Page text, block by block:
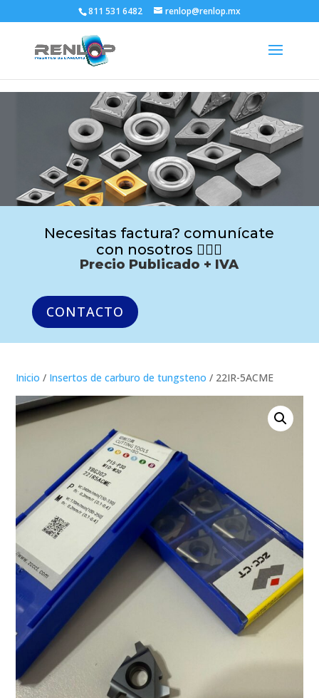
811 531 6482 renlop@renlop.mx
Necesitas factura? comunícate
con nosotros 🙋🏻‍♂️
Precio Publicado + IVA
CONTACTO
Inicio / Insertos de carburo de tungsteno / 22IR-5ACME